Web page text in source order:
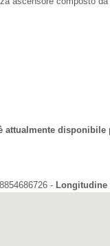
attualmente disponibile
- Longitudine